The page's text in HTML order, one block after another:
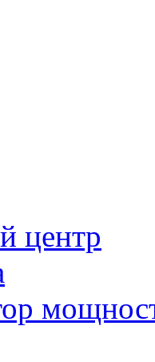
центр